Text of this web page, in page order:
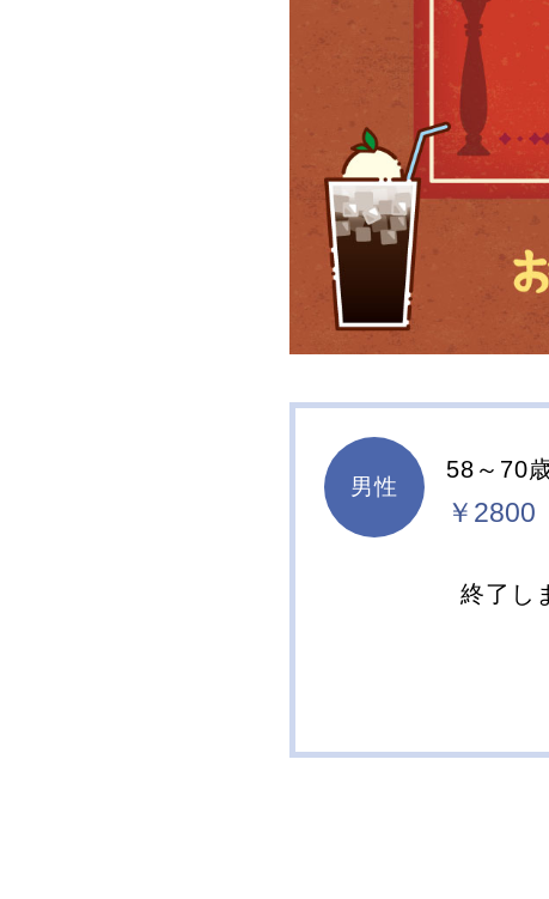
男性
58～70
￥2800
終了し